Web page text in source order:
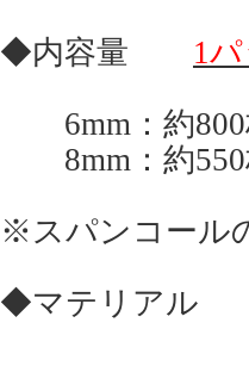
◆内容量 1
6mm：約800
8mm：約550
※スパンコール
◆マテリアル